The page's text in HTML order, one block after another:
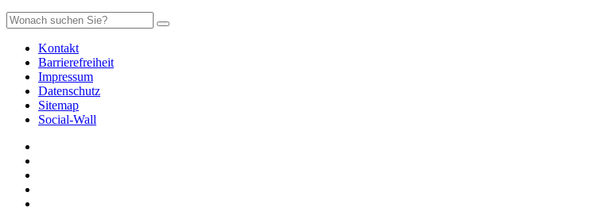
Kontakt
Barrierefreiheit
Impressum
Datenschutz
Sitemap
Social-Wall